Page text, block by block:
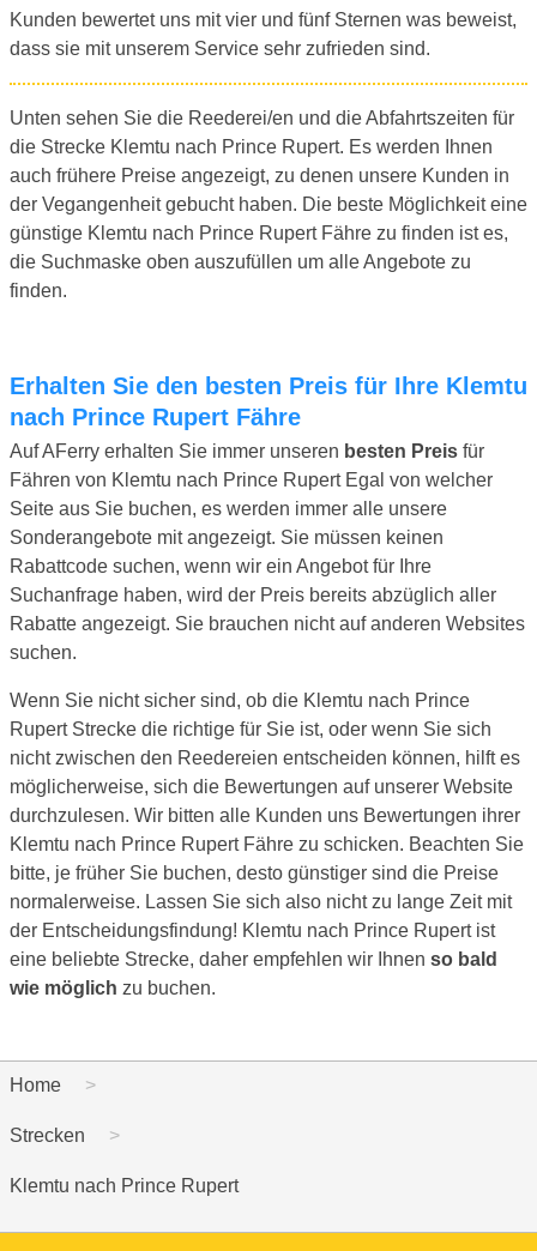
Kunden bewertet uns mit vier und fünf Sternen was beweist,
dass sie mit unserem Service sehr zufrieden sind.
Unten sehen Sie die Reederei/en und die Abfahrtszeiten für
die Strecke Klemtu nach Prince Rupert. Es werden Ihnen
auch frühere Preise angezeigt, zu denen unsere Kunden in
der Vegangenheit gebucht haben. Die beste Möglichkeit eine
günstige Klemtu nach Prince Rupert Fähre zu finden ist es,
die Suchmaske oben auszufüllen um alle Angebote zu
finden.
Erhalten Sie den besten Preis für Ihre Klemtu
nach Prince Rupert Fähre
Auf AFerry erhalten Sie immer unseren besten Preis für
Fähren von Klemtu nach Prince Rupert Egal von welcher
Seite aus Sie buchen, es werden immer alle unsere
Sonderangebote mit angezeigt. Sie müssen keinen
Rabattcode suchen, wenn wir ein Angebot für Ihre
Suchanfrage haben, wird der Preis bereits abzüglich aller
Rabatte angezeigt. Sie brauchen nicht auf anderen Websites
suchen.
Wenn Sie nicht sicher sind, ob die Klemtu nach Prince
Rupert Strecke die richtige für Sie ist, oder wenn Sie sich
nicht zwischen den Reedereien entscheiden können, hilft es
möglicherweise, sich die Bewertungen auf unserer Website
durchzulesen. Wir bitten alle Kunden uns Bewertungen ihrer
Klemtu nach Prince Rupert Fähre zu schicken. Beachten Sie
bitte, je früher Sie buchen, desto günstiger sind die Preise
normalerweise. Lassen Sie sich also nicht zu lange Zeit mit
der Entscheidungsfindung! Klemtu nach Prince Rupert ist
eine beliebte Strecke, daher empfehlen wir Ihnen so bald
wie möglich zu buchen.
Home
Strecken
Klemtu nach Prince Rupert